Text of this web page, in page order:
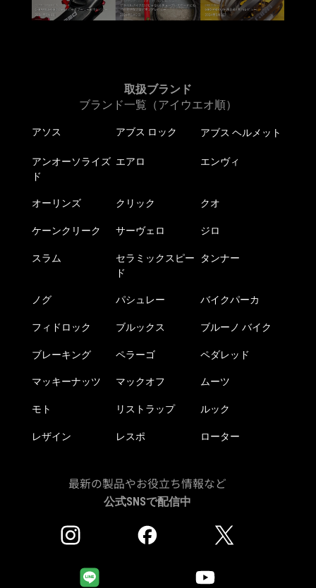
取扱ブランド
ブランド一覧（アイウエオ順）
アソス アブス ロック アブス ヘルメット
アンオーソライズ
ド
エアロ エンヴィ
オーリンズ クリック クオ
ケーンクリーク サーヴェロ ジロ
スラム
セラミックスピー
ド
タンナー
ノグ パシュレー バイクパーカ
フィドロック ブルックス ブルーノ バイク
ブレーキング ペラーゴ ペダレッド
マッキーナッツ マックオフ ムーツ
モト リストラップ ルック
レザイン レスポ ローター
最新の製品やお役立ち情報など
公式SNSで配信中